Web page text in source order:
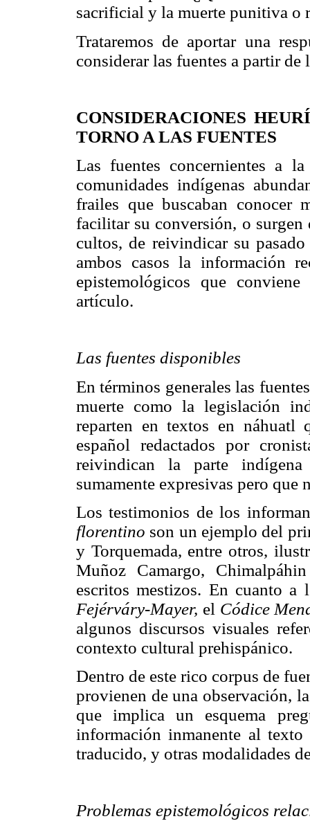
sacrificial y la muerte punitiva o
Trataremos de aportar una
considerar las fuentes a partir de
CONSIDERACIONES
TORNO A LAS FUENTES
Las fuentes concernientes a
comunidades indígenas
frailes que buscaban conocer
facilitar su conversión, o surgen
cultos, de reivindicar su
ambos casos la información
epistemológicos que
artículo.
Las fuentes disponibles
En términos generales las
muerte como la legislación
reparten en textos en náhuatl
español redactados por
reivindican la parte
sumamente expresivas pero que
Los testimonios de los
florentino son un ejemplo del
y Torquemada, entre otros,
Muñoz Camargo,
escritos mestizos. En cuanto
Fejérváry-Mayer, el Códice
algunos discursos visuales
contexto cultural prehispánico.
Dentro de este rico corpus de
provienen de una observación,
que implica un esquema
información inmanente al
traducido, y otras modalidades
Problemas epistemológicos